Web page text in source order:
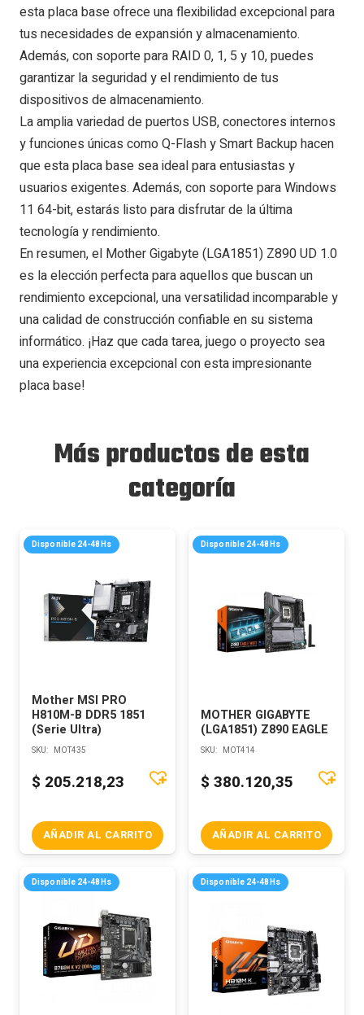
esta placa base ofrece una flexibilidad excepcional para
tus necesidades de expansión y almacenamiento.
Además, con soporte para RAID 0, 1, 5 y 10, puedes
garantizar la seguridad y el rendimiento de tus
dispositivos de almacenamiento.
La amplia variedad de puertos USB, conectores internos
y funciones únicas como Q-Flash y Smart Backup hacen
que esta placa base sea ideal para entusiastas y
usuarios exigentes. Además, con soporte para Windows
11 64-bit, estarás listo para disfrutar de la última
tecnología y rendimiento.
En resumen, el Mother Gigabyte (LGA1851) Z890 UD 1.0
es la elección perfecta para aquellos que buscan un
rendimiento excepcional, una versatilidad incomparable y
una calidad de construcción confiable en su sistema
informático. ¡Haz que cada tarea, juego o proyecto sea
una experiencia excepcional con esta impresionante
placa base!
Más productos de esta
categoría
Disponible 24-48Hs
Mother MSI PRO
H810M-B DDR5 1851
(Serie Ultra)
SKU: MOT435
$ 205.218,23
AÑADIR AL CARRITO
Disponible 24-48Hs
MOTHER GIGABYTE
(LGA1851) Z890 EAGLE
SKU: MOT414
$ 380.120,35
AÑADIR AL CARRITO
Disponible 24-48Hs Disponible 24-48Hs